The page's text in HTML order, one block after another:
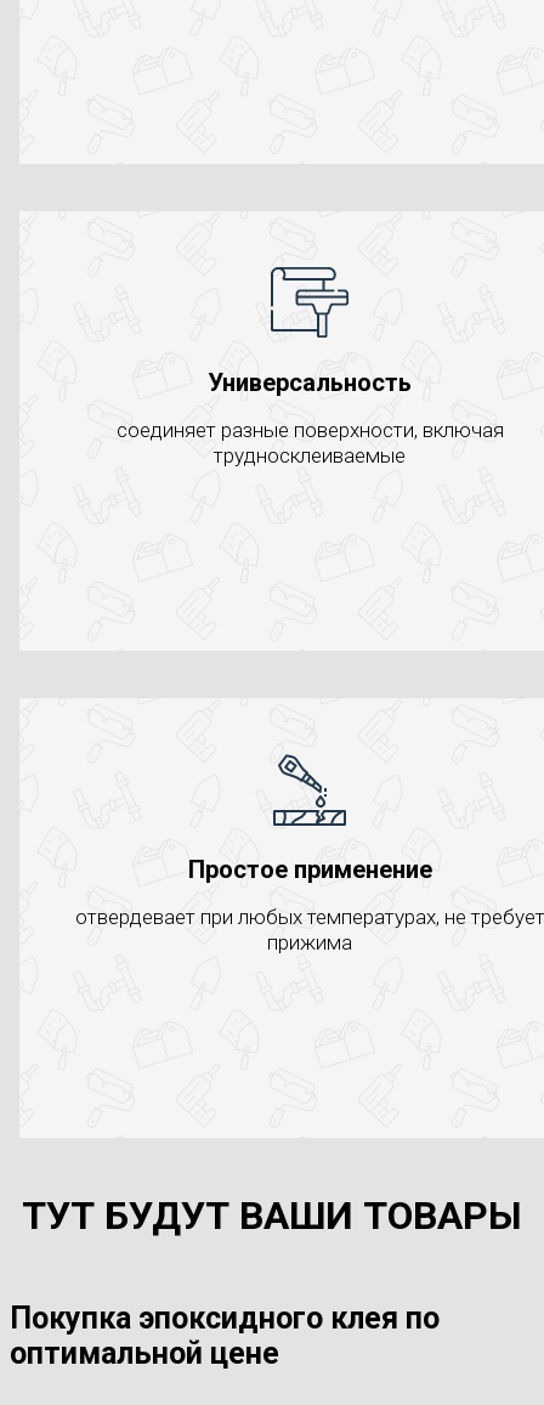
Универсальность
соединяет разные поверхности, включая
трудносклеиваемые
Простое применение
отвердевает при любых температурах, не требует
прижима
ТУТ БУДУТ ВАШИ ТОВАРЫ
Покупка эпоксидного клея по
оптимальной цене